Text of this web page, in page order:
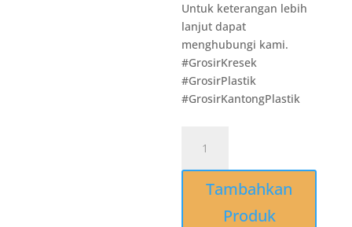
Untuk keterangan lebih
lanjut dapat
menghubungi kami.
#GrosirKresek
#GrosirPlastik
#GrosirKantongPlastik
M014
Grosir
KantongTambahkan
Produk